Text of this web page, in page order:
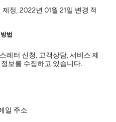
정, 2022년 01월 21일 변경 적
법
레터 신청, 고객상담, 서비스 제
보를 수집하고 있습니다.
일 주소